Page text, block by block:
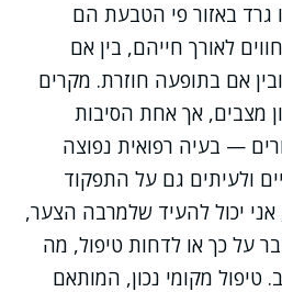
גרד באזור פי הטבעת הם
לאורך חייהם, בין אם
אם בתופעה חוזרת. מקרים
מצבים, אך אחת הסיבות
— בעיה רפואית נפוצה
ולעיתים גם על התפקוד
אני יכול להעיד שלמרבה הצער,
על כך או לדחות טיפול, מה
מקומי נכון, המותאם